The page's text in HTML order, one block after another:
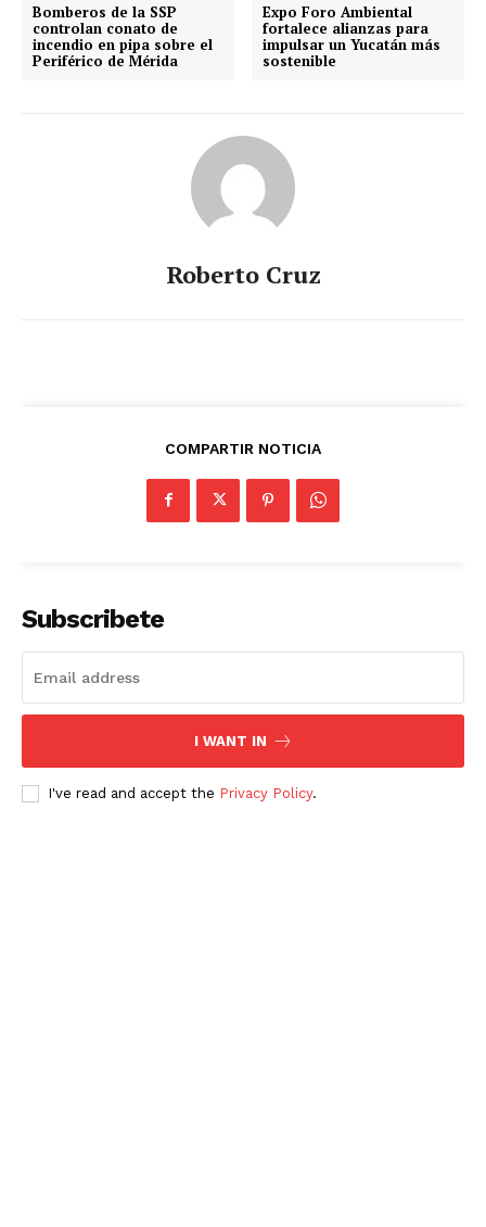
Bomberos de la SSP
controlan conato de
incendio en pipa sobre el
Periférico de Mérida
Expo Foro Ambiental
fortalece alianzas para
impulsar un Yucatán más
sostenible
Roberto Cruz
COMPARTIR NOTICIA
Subscribete
I WANT IN
I've read and accept the Privacy Policy.